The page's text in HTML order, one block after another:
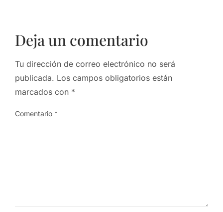
Deja un comentario
Tu dirección de correo electrónico no será
publicada. Los campos obligatorios están
marcados con *
Comentario *